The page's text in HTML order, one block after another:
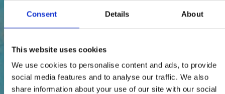
Consent Details About
This website uses cookies
We use cookies to personalise content and ads, to provide
social media features and to analyse our traffic. We also
share information about your use of our site with our social